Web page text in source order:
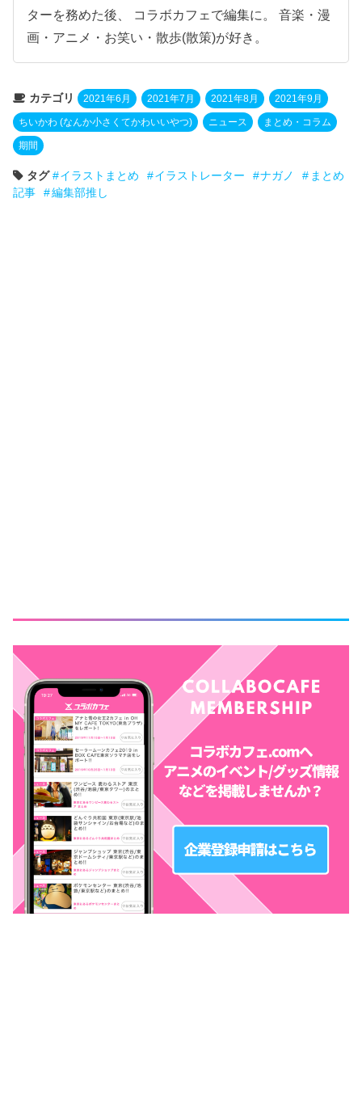
ターを務めた後、 コラボカフェで編集に。 音楽・漫
画・アニメ・お笑い・散歩(散策)が好き。
カテゴリ 2021年6月 2021年7月 2021年8月 2021年9月
ちいかわ (なんか小さくてかわいいやつ) ニュース まとめ・コラム
期間
タグ イラストまとめ イラストレーター ナガノ
まとめ
記事
編集部推し